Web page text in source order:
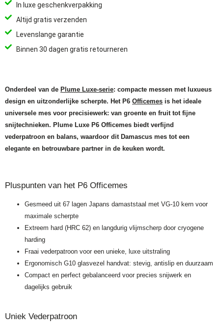
In luxe geschenkverpakking
Altijd gratis verzenden
Levenslange garantie
Binnen 30 dagen gratis retourneren
Onderdeel van de Plume Luxe-serie: compacte messen met luxueus
design en uitzonderlijke scherpte. Het P6 Officemes is het ideale
universele mes voor precisiewerk: van groente en fruit tot fijne
snijtechnieken. Plume Luxe P6 Officemes biedt verfijnd
vederpatroon en balans, waardoor dit Damascus mes tot een
elegante en betrouwbare partner in de keuken wordt.
Pluspunten van het P6 Officemes
Gesmeed uit 67 lagen Japans damaststaal met VG-10 kern voor
maximale scherpte
Extreem hard (HRC 62) en langdurig vlijmscherp door cryogene
harding
Fraai vederpatroon voor een unieke, luxe uitstraling
Ergonomisch G10 glasvezel handvat: stevig, antislip en duurzaam
Compact en perfect gebalanceerd voor precies snijwerk en
dagelijks gebruik
Uniek Vederpatroon